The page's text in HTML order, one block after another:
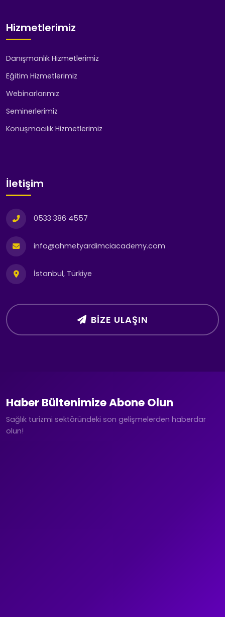
Hizmetlerimiz
Danışmanlık Hizmetlerimiz
Eğitim Hizmetlerimiz
Webinarlarımız
Seminerlerimiz
Konuşmacılık Hizmetlerimiz
İletişim
0533 386 4557
info@ahmetyardimciacademy.com
İstanbul, Türkiye
BIZE ULAŞIN
Haber Bültenimize Abone Olun
Sağlık turizmi sektöründeki son gelişmelerden haberdar
olun!